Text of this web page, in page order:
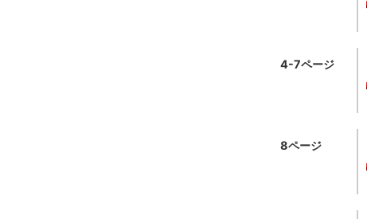
4-7ページ
8ページ